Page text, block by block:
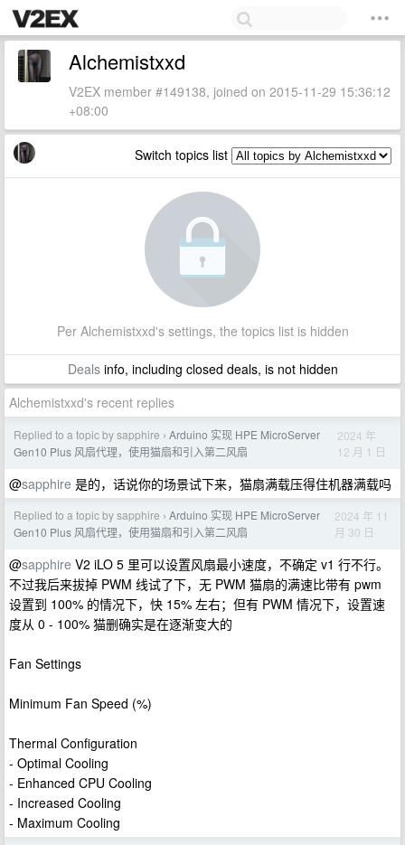
Alchemistxxd
V2EX member #149138, joined on 2015-11-29 15:36:12
+08:00
Switch topics list
Per Alchemistxxd's settings, the topics list is hidden
Dealsinfo, including closed deals, is not hidden
Alchemistxxd's recent replies
Replied to a topic by sapphire › Arduino 实现 HPE MicroServer
Gen10 Plus 风扇代理，使用猫扇和引入第二风扇
2024 年
12 月 1 日
@sapphire 是的，话说你的场景试下来，猫扇满载压得住机器满载吗
Replied to a topic by sapphire › Arduino 实现 HPE MicroServer
Gen10 Plus 风扇代理，使用猫扇和引入第二风扇
2024 年 11
月 30 日
@sapphire V2 iLO 5 里可以设置风扇最小速度，不确定 v1 行不行。
不过我后来拔掉 PWM 线试了下，无 PWM 猫扇的满速比带有 pwm
设置到 100% 的情况下，快 15% 左右；但有 PWM 情况下，设置速
度从 0 - 100% 猫删确实是在逐渐变大的
Fan Settings
Minimum Fan Speed (%)
Thermal Configuration
- Optimal Cooling
- Enhanced CPU Cooling
- Increased Cooling
- Maximum Cooling